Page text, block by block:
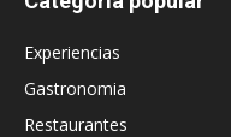
Experiencias
Gastronomia
Restaurantes